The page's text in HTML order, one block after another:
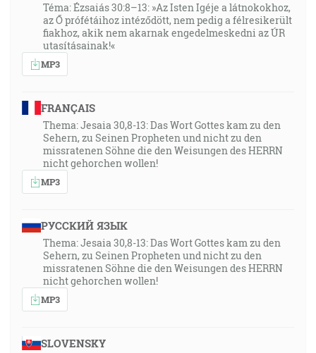
Téma: Ézsaiás 30:8–13: »Az Isten Igéje a látnokokhoz,
az Ő prófétáihoz intéződött, nem pedig a félresikerült
fiakhoz, akik nem akarnak engedelmeskedni az ÚR
utasításainak!«
MP3
FRANÇAIS
Thema: Jesaia 30,8-13: Das Wort Gottes kam zu den
Sehern, zu Seinen Propheten und nicht zu den
missratenen Söhne die den Weisungen des HERRN
nicht gehorchen wollen!
MP3
РУССКИЙ ЯЗЫК
Thema: Jesaia 30,8-13: Das Wort Gottes kam zu den
Sehern, zu Seinen Propheten und nicht zu den
missratenen Söhne die den Weisungen des HERRN
nicht gehorchen wollen!
MP3
SLOVENSKY